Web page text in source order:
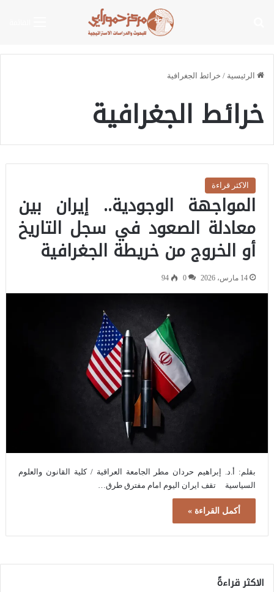
الرئيسية / خرائط الجغرافية
خرائط الجغرافية
الاكثر قراءة
المواجهة الوجودية.. إيران بين
معادلة الصعود في سجل التاريخ
أو الخروج من خريطة الجغرافية
14 مارس، 2026 0
94
بقلم: أ.د. إبراهيم حردان مطر الجامعة العراقية / كلية القانون والعلوم
السياسية تقف ايران اليوم امام مفترق طرق…
أكمل القراءة »
الاكثر قراءةً